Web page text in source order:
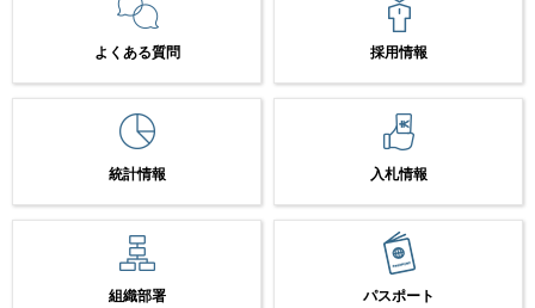
よくある質問 採用情報
統計情報 入札情報
組織部署 パスポート